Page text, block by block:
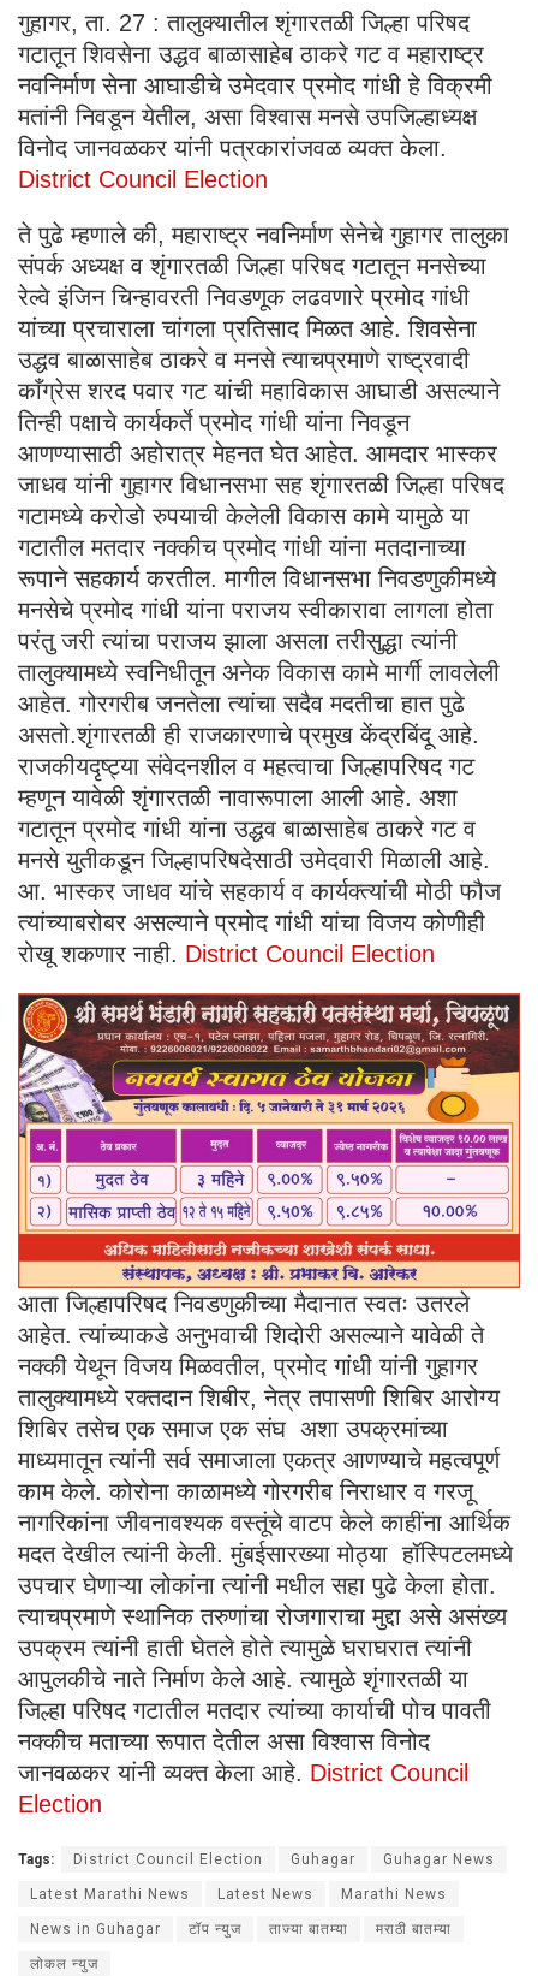
गुहागर, ता. 27 : तालुक्यातील शृंगारतळी जिल्हा परिषद
गटातून शिवसेना उद्धव बाळासाहेब ठाकरे गट व महाराष्ट्र
नवनिर्माण सेना आघाडीचे उमेदवार प्रमोद गांधी हे विक्रमी
मतांनी निवडून येतील, असा विश्वास मनसे उपजिल्हाध्यक्ष
विनोद जानवळकर यांनी पत्रकारांजवळ व्यक्त केला.
District Council Election
ते पुढे म्हणाले की, महाराष्ट्र नवनिर्माण सेनेचे गुहागर तालुका
संपर्क अध्यक्ष व शृंगारतळी जिल्हा परिषद गटातून मनसेच्या
रेल्वे इंजिन चिन्हावरती निवडणूक लढवणारे प्रमोद गांधी
यांच्या प्रचाराला चांगला प्रतिसाद मिळत आहे. शिवसेना
उद्धव बाळासाहेब ठाकरे व मनसे त्याचप्रमाणे राष्ट्रवादी
काँग्रेस शरद पवार गट यांची महाविकास आघाडी असल्याने
तिन्ही पक्षाचे कार्यकर्ते प्रमोद गांधी यांना निवडून
आणण्यासाठी अहोरात्र मेहनत घेत आहेत. आमदार भास्कर
जाधव यांनी गुहागर विधानसभा सह शृंगारतळी जिल्हा परिषद
गटामध्ये करोडो रुपयाची केलेली विकास कामे यामुळे या
गटातील मतदार नक्कीच प्रमोद गांधी यांना मतदानाच्या
रूपाने सहकार्य करतील. मागील विधानसभा निवडणुकीमध्ये
मनसेचे प्रमोद गांधी यांना पराजय स्वीकारावा लागला होता
परंतु जरी त्यांचा पराजय झाला असला तरीसुद्धा त्यांनी
तालुक्यामध्ये स्वनिधीतून अनेक विकास कामे मार्गी लावलेली
आहेत. गोरगरीब जनतेला त्यांचा सदैव मदतीचा हात पुढे
असतो.शृंगारतळी ही राजकारणाचे प्रमुख केंद्रबिंदू आहे.
राजकीयदृष्ट्या संवेदनशील व महत्वाचा जिल्हापरिषद गट
म्हणून यावेळी शृंगारतळी नावारूपाला आली आहे. अशा
गटातून प्रमोद गांधी यांना उद्धव बाळासाहेब ठाकरे गट व
मनसे युतीकडून जिल्हापरिषदेसाठी उमेदवारी मिळाली आहे.
आ. भास्कर जाधव यांचे सह‌कार्य व कार्यक्त्यांची मोठी फौज
त्यांच्याबरोबर असल्याने प्रमोद गांधी यांचा विजय कोणीही
रोखू शकणार नाही. District Council Election
आता जिल्हापरिषद निवडणुकीच्या मैदानात स्वतः उतरले
आहेत. त्यांच्याकडे अनुभवाची शिदोरी असल्याने यावेळी ते
नक्की येथून विजय मिळवतील, प्रमोद गांधी यांनी गुहागर
तालुक्यामध्ये रक्तदान शिबीर, नेत्र तपासणी शिबिर आरोग्य
शिबिर तसेच एक समाज एक संघ अशा उपक्रमांच्या
माध्यमातून त्यांनी सर्व समाजाला एकत्र आणण्याचे महत्वपूर्ण
काम केले. कोरोना काळामध्ये गोरगरीब निराधार व गरजू
नागरिकांना जीवनावश्यक वस्तूंचे वाटप केले काहींना आर्थिक
मदत देखील त्यांनी केली. मुंबईसारख्या मोठ्या हॉस्पिटलमध्ये
उपचार घेणाऱ्या लोकांना त्यांनी मधील सहा पुढे केला होता.
त्याचप्रमाणे स्थानिक तरुणांचा रोजगाराचा मुद्दा असे असंख्य
उपक्रम त्यांनी हाती घेतले होते त्यामुळे घराघरात त्यांनी
आपुलकीचे नाते निर्माण केले आहे. त्यामुळे शृंगारतळी या
जिल्हा परिषद गटातील मतदार त्यांच्या कार्याची पोच पावती
नक्कीच मताच्या रूपात देतील असा विश्वास विनोद
जानवळकर यांनी व्यक्त केला आहे. District Council
Election
Tags: District Council Election Guhagar Guhagar News
Latest Marathi News Latest News Marathi News
News in Guhagar टॉप न्युज ताज्या बातम्या मराठी बातम्या
लोकल न्युज